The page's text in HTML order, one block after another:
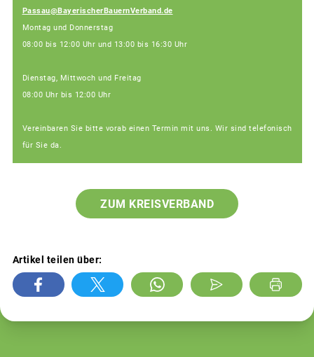
Passau@BayerischerBauernVerband.de
Montag und Donnerstag
08:00 bis 12:00 Uhr und 13:00 bis 16:30 Uhr
Dienstag, Mittwoch und Freitag
08:00 Uhr bis 12:00 Uhr
Vereinbaren Sie bitte vorab einen Termin mit uns. Wir sind telefonisch
für Sie da.
ZUM KREISVERBAND
Artikel teilen über: